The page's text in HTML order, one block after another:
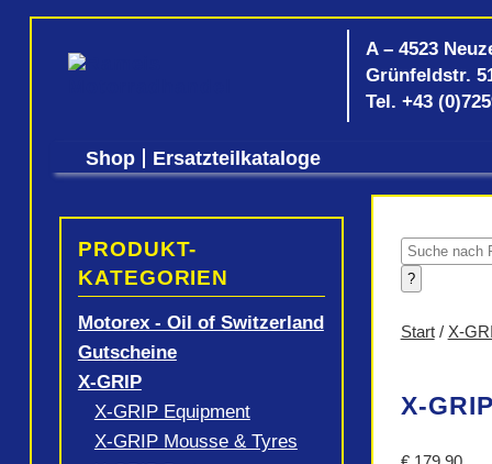
A – 4523
Grünfeldstr.
Tel. +43
Shop Ersatzteilkataloge
PRODUKT-
KATEGORIEN
Motorex - Oil of Switzerland
Gutscheine
X-GRIP
X-GRIP Equipment
X-GRIP Mousse & Tyres
Products
search
?
Start/ X-
X-